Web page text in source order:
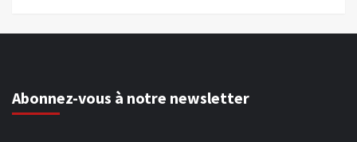
Abonnez-vous à notre newsletter